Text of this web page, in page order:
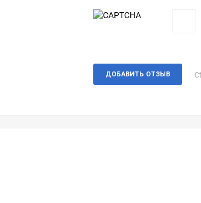
ДОБАВИТЬ ОТЗЫВ